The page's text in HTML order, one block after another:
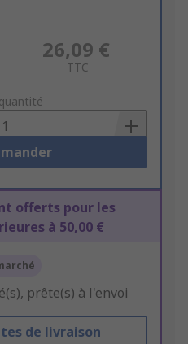
26,09 €
TTC
offerts pour les
à 50,00 €
prête(s) à l'envoi
de livraison